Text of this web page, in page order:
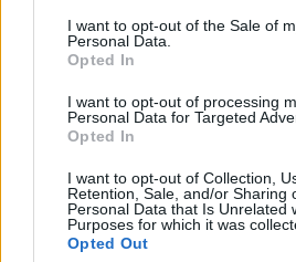
I want to opt-out of the Sale of
Personal Data.
Opted In
I want to opt-out of processing
Personal Data for Targeted
Opted In
I want to opt-out of Collection,
Retention, Sale, and/or Sharing
Personal Data that Is Unrelated
Purposes for which it was
Opted Out